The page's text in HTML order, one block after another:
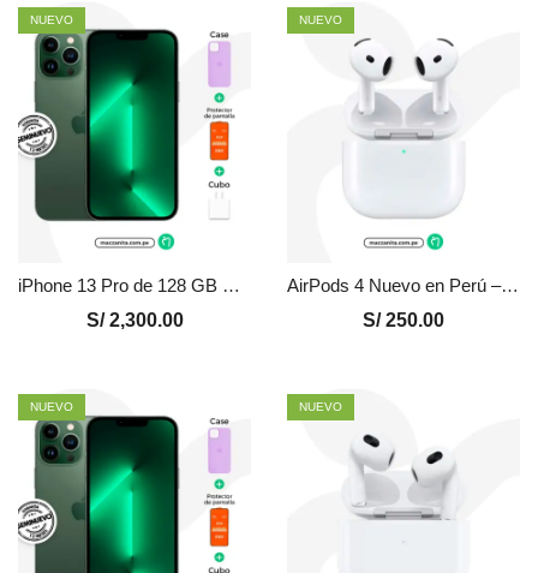
NUEVO
iPhone 13 Pro de 128 GB Seminuevo en Perú | Verde, Precio y Garantía
S/2,300.00
NUEVO
NUEVO
AirPods 4 Nuevo en Perú – Certificado
S/250.00
NUEVO